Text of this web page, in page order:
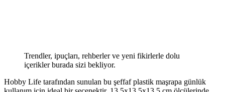
Trendler, ipuçları, rehberler ve yeni fikirlerle dolu
içerikler burada sizi bekliyor.
Hobby Life tarafından sunulan bu şeffaf plastik maşrapa günlük